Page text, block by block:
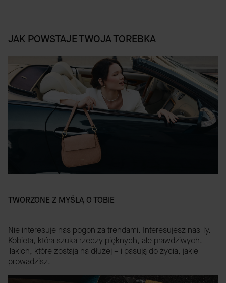
JAK POWSTAJE TWOJA TOREBKA
TWORZONE Z MYŚLĄ O TOBIE
Nie interesuje nas pogoń za trendami. Interesujesz nas Ty.
Kobieta, która szuka rzeczy pięknych, ale prawdziwych.
Takich, które zostają na dłużej – i pasują do życia, jakie
prowadzisz.